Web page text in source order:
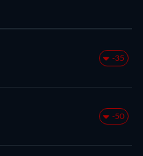
-35
-50